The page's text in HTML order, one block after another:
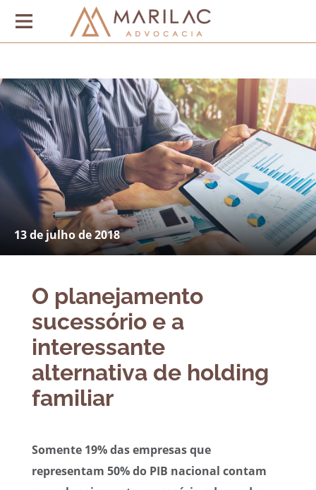
13 de julho de 2018
O planejamento
sucessório e a
interessante
alternativa de holding
familiar
Somente 19% das empresas que
representam 50% do PIB nacional contam